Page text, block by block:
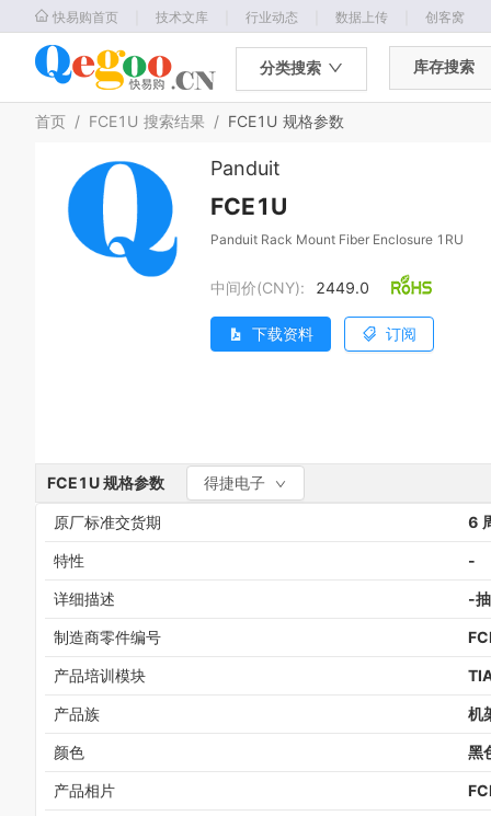
快易购首页 技术文库 行业动态 数据上传 创客窝
分类搜索 库存搜索
首页 / FCE1U 搜索结果 / FCE1U 规格参数
Panduit
FCE1U
Panduit Rack Mount Fiber Enclosure 1RU
中间价(CNY): 2449.0
下载资料 订阅
FCE1U规格参数 得捷电子
原厂标准交货期 6
特性 -
详细描述 -
制造商零件编号
产品培训模块
产品族 机
颜色 黑
产品相片